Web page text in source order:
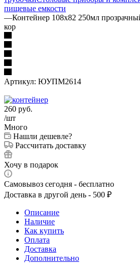
пищевые емкости
—Контейнер 108х82 250мл
кор
Артикул: ЮУПМ2614
260 руб.
/шт
Много
Нашли дешевле?
Рассчитать доставку
Хочу в подарок
Самовывоз сегодня - бесплатно
Доставка в другой день - 500 ₽
Описание
Наличие
Как купить
Оплата
Доставка
Дополнительно